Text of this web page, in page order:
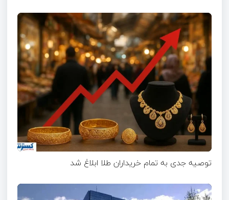
توصیه جدی به تمام خریداران طلا ابلاغ شد